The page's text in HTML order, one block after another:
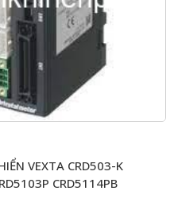
VEXTA CRD503-K
CRD5114PB